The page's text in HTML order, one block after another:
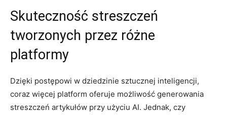
Skuteczność streszczeń
tworzonych przez różne
⁤platformy
Dzięki​ postępowi ​w dziedzinie sztucznej inteligencji,
coraz ⁢więcej platform oferuje możliwość generowania
streszczeń artykułów przy​ użyciu AI. Jednak, czy